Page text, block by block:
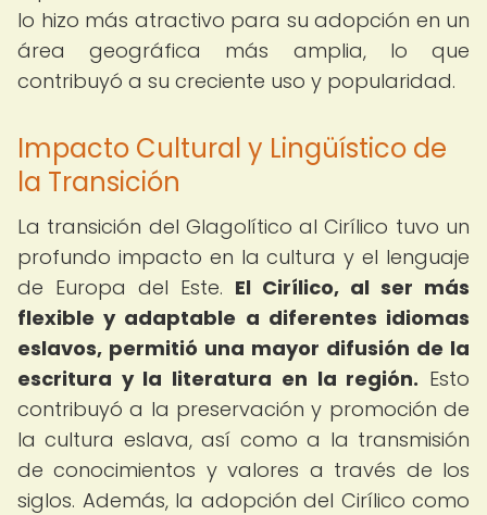
lo hizo más atractivo para su adopción en un
área geográfica más amplia, lo que
contribuyó a su creciente uso y popularidad.
Impacto Cultural y Lingüístico de
la Transición
La transición del Glagolítico al Cirílico tuvo un
profundo impacto en la cultura y el lenguaje
de Europa del Este. El Cirílico, al ser más
flexible y adaptable a diferentes idiomas
eslavos, permitió una mayor difusión de la
escritura y la literatura en la región. Esto
contribuyó a la preservación y promoción de
la cultura eslava, así como a la transmisión
de conocimientos y valores a través de los
siglos. Además, la adopción del Cirílico como